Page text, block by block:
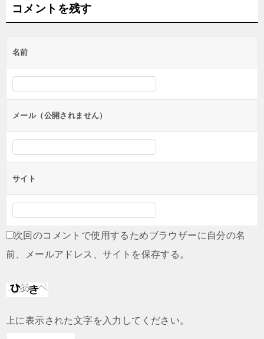
ビ
ー
シ
ョ
ン
コメントを残す
名前
メール（公開されません）
サイト
次回のコメントで使用するためブラウザーに自分の名
前、メールアドレス、サイトを保存する。
上に表示された文字を入力してください。